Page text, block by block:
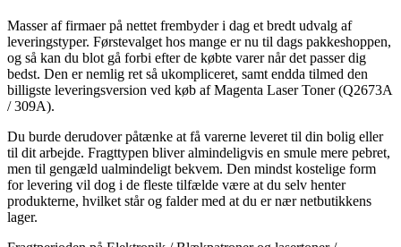
Masser af firmaer på nettet frembyder i dag et bredt udvalg af
leveringstyper. Førstevalget hos mange er nu til dags pakkeshoppen,
og så kan du blot gå forbi efter de købte varer når det passer dig
bedst. Den er nemlig ret så ukompliceret, samt endda tilmed den
billigste leveringsversion ved køb af Magenta Laser Toner (Q2673A
/ 309A).
Du burde derudover påtænke at få varerne leveret til din bolig eller
til dit arbejde. Fragttypen bliver almindeligvis en smule mere pebret,
men til gengæld ualmindeligt bekvem. Den mindst kostelige form
for levering vil dog i de fleste tilfælde være at du selv henter
produkterne, hvilket står og falder med at du er nær netbutikkens
lager.